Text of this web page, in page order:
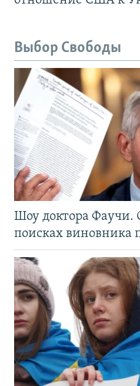
Выбор Свободы
Шоу доктора
поисках виновника